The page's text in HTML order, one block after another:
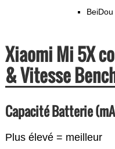
BeiDou
Xiaomi Mi 5X
& Vitesse
Capacité Batterie
Plus élevé = meilleur